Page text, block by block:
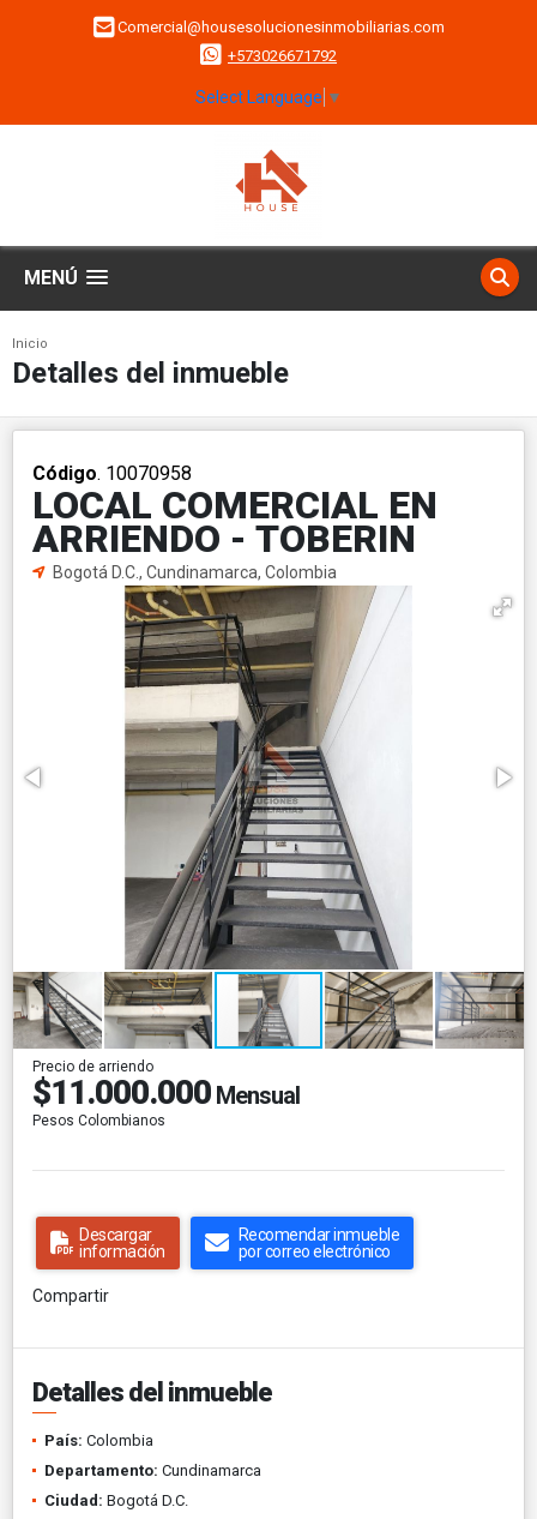
Comercial@housesolucionesinmobiliarias.com
+573026671792
Select Language ▼
MENÚ
Inicio
Detalles del inmueble
Código. 10070958
LOCAL COMERCIAL EN
ARRIENDO - TOBERIN
Bogotá D.C., Cundinamarca, Colombia
Precio de arriendo
$11.000.000 Mensual
Pesos Colombianos
Descargar
información
Recomendar inmueble
por correo electrónico
Compartir
Detalles del inmueble
País: Colombia
Departamento: Cundinamarca
Ciudad: Bogotá D.C.